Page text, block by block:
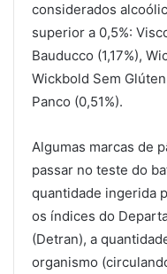
considerados
superior a 0,5%:
Bauducco (1,17%),
Wickbold Sem
Panco (0,51%).
Algumas marcas de
passar no teste do
quantidade ingerida
os índices do
(Detran), a
organismo